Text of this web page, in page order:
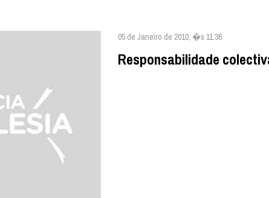
05 de Janeiro de 2010, �s 11:36
Responsabilidade